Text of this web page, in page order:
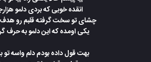
انقده خوبی که بردی دلمو
چشای تو سخت گرفته قلبم رو هدف
یکی اومده که این دلمو به حرف
بهت قول داده بودم دلم واسه تو